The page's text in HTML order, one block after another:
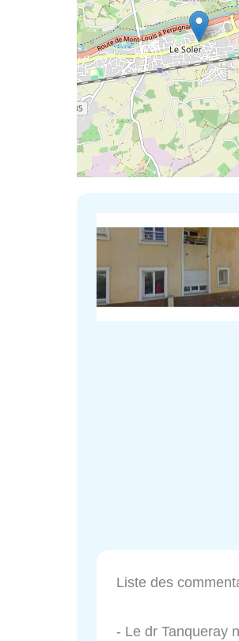
Liste des
- Le dr Tanqueray